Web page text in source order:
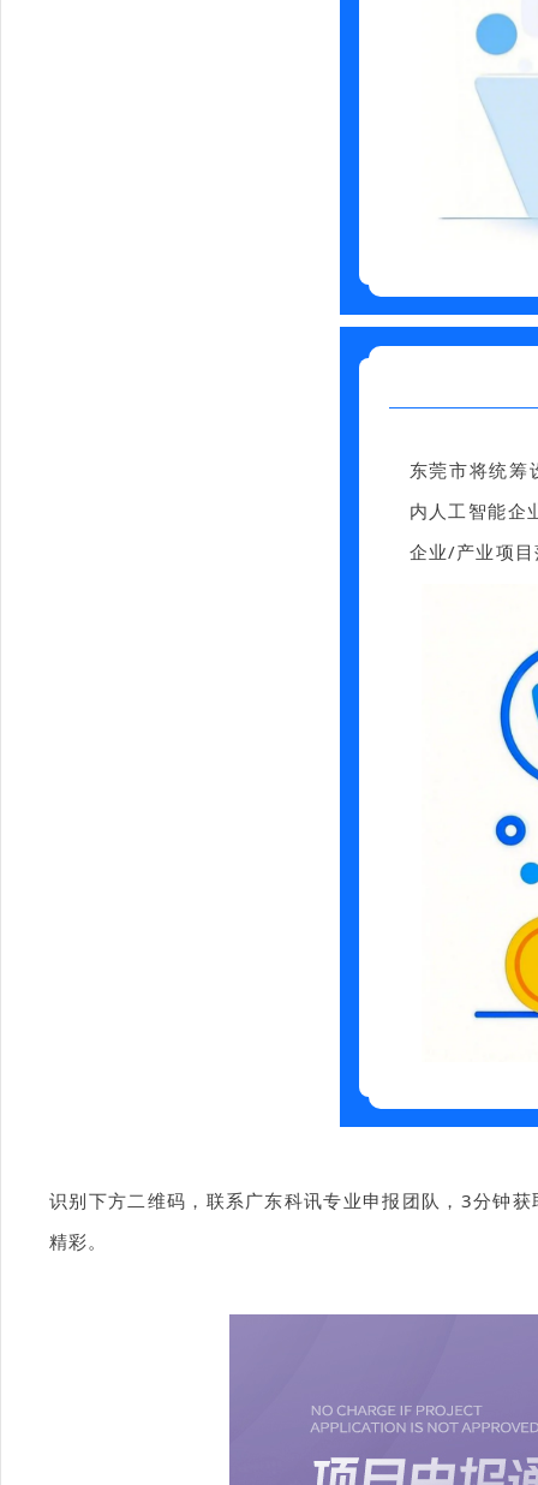
东莞市将统筹
内人工智能企
企业/产业项
识别下方二维码，联系广东科讯专业申报团队，3分钟
精彩。